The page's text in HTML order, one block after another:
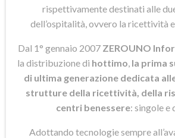
rispettivamente destinati alle
dell’ospitalità, ovvero la ricettività
Dal 1° gennaio 2007 ZEROUNO
la distribuzione di hottimo la prima
di ultima generazione dedicata
strutture della ricettività, della
centri benessere: singole e
Adottando tecnologie sempre